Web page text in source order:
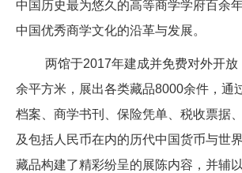
中国历史最为悠久的高等商学学府百余
中国优秀商学文化的沿革与发展。
两馆于2017年建成并免费对外开
余平方米，展出各类藏品8000余件，通
档案、商学书刊、保险凭单、税收票据
及包括人民币在内的历代中国货币与世
藏品构建了精彩纷呈的展陈内容，并辅